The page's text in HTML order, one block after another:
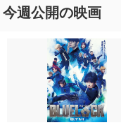
今週公開の映画